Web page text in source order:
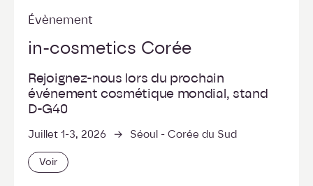
Évènement
in-cosmetics Corée
Rejoignez-nous lors du prochain
événement cosmétique mondial, stand
D-G40
Juillet 1-3, 2026 -> Séoul - Corée du Sud
Voir